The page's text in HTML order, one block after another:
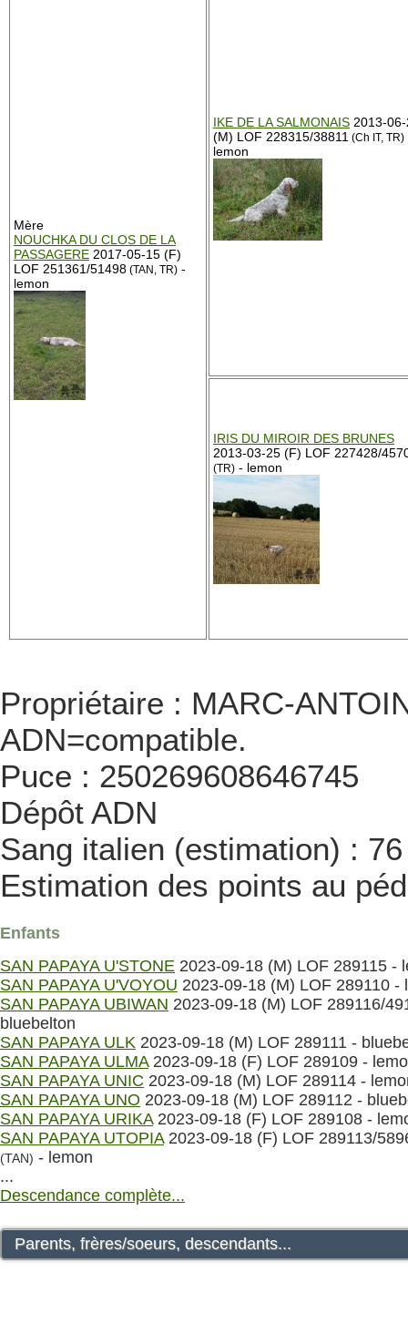
Mère
NOUCHKA DU CLOS DE LA
PASSAGERE 2017-05-15 (F)
LOF 251361/51498 (TAN, TR) -
lemon
IKE DE LA SALMONAIS 2013-
(M) LOF 228315/38811 (Ch IT, TR)
lemon
IRIS DU MIROIR DES BRUNES
2013-03-25 (F) LOF 227428/
(TR) - lemon
Propriétaire : MARC-
ADN=compatible.
Puce : 250269608646745
Dépôt ADN
Sang italien (estimation) :
Estimation des points au
Enfants
SAN PAPAYA U'STONE 2023-09-18 (M) LOF 289115 -
SAN PAPAYA U'VOYOU 2023-09-18 (M) LOF 289110 -
SAN PAPAYA UBIWAN 2023-09-18 (M) LOF 289116/
bluebelton
SAN PAPAYA ULK 2023-09-18 (M) LOF 289111 -
SAN PAPAYA ULMA2023-09-18 (F) LOF 289109 -
SAN PAPAYA UNIC 2023-09-18 (M) LOF 289114 -
SAN PAPAYA UNO 2023-09-18 (M) LOF 289112 -
SAN PAPAYA URIKA2023-09-18 (F) LOF 289108 -
SAN PAPAYA UTOPIA2023-09-18 (F) LOF 289113/
(TAN) - lemon
...
Descendance complète...
Parents, frères/soeurs, descendants...